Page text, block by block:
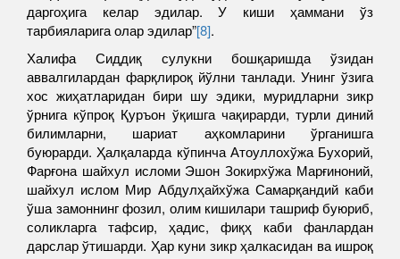
даргоҳига келар эдилар. У киши ҳаммани ўз
тарбияларига олар эдилар”[8].
Халифа Сиддиқ сулукни бошқаришда ўзидан
аввалгилардан фарқлироқ йўлни танлади. Унинг ўзига
хос жиҳатларидан бири шу эдики, муридларни зикр
ўрнига кўпроқ Қуръон ўқишга чақирарди, турли диний
билимларни, шариат аҳкомларини ўрганишга
буюрарди. Ҳалқаларда кўпинча Атоуллохўжа Бухорий,
Фарғона шайхул исломи Эшон Зокирхўжа Марғиноний,
шайхул ислом Мир Абдулҳайхўжа Самарқандий каби
ўша замоннинг фозил, олим кишилари ташриф буюриб,
соликларга тафсир, ҳадис, фиқҳ каби фанлардан
дарслар ўтишарди. Ҳар куни зикр ҳалкасидан ва ишроқ